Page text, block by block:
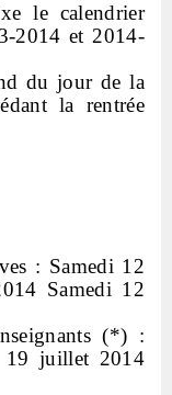
le calendrier
2014 et 2014-
du jour de la
la rentrée
: Samedi 12
Samedi 12
(*) :
19 juillet 2014